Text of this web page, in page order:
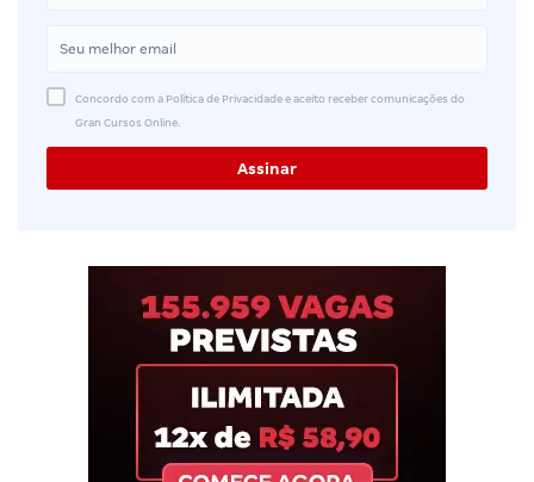
Concordo com a Política de Privacidade e aceito receber comunicações do
Gran Cursos Online.